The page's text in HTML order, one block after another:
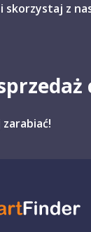
skorzystaj z
zarabiać!